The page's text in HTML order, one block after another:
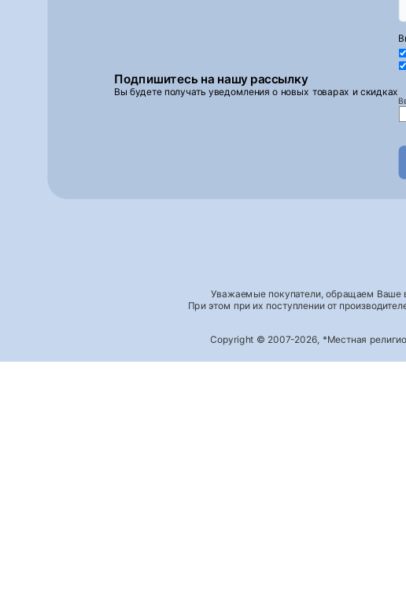
Подпишитесь на нашу рассылку
Вы будете получать уведомления о новых товарах и скидках
Уважаемые покупатели, обращаем Ваше
При этом при их поступлении от
Copyright © 2007-2026, *Местная